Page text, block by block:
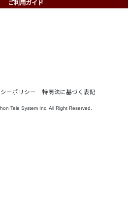
ご利用ガイド
ーポリシー 特商法に基づく表記
Tele System Inc. All Right Reserved.